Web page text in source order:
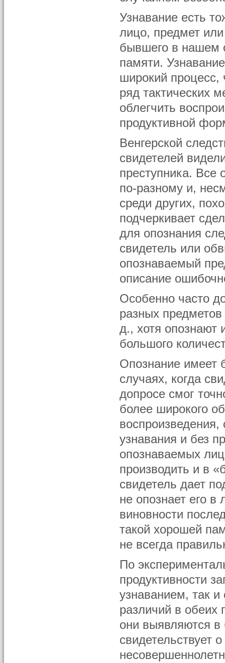
Узнавание есть
лицо, предмет
бывшего в нашем
памяти.
широкий процесс,
ряд тактических
облегчить
продуктивной
Венгерской
свидетелей
преступника. Все
по-разному и,
среди других,
подчеркивает
для опознания
свидетель или
опознаваемый
описание
Особенно часто
разных
д., хотя опознают
большого
Опознание имеет
случаях, когда
допросе смог
более широкого
воспроизведения,
узнавания и без
опознаваемых
производить и в
свидетель дает
не опознает его
виновности
такой хорошей
не всегда
По
продуктивности
узнаванием, так
различий в обеих
они выявляются
свидетельствует